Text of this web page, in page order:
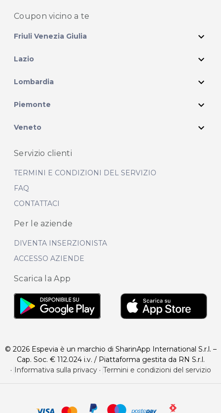
Coupon vicino a te
Friuli Venezia Giulia expand_more
Lazio expand_more
Lombardia expand_more
Piemonte expand_more
Veneto expand_more
Servizio clienti
TERMINI E CONDIZIONI DEL SERVIZIO
FAQ
CONTATTACI
Per le aziende
DIVENTA INSERZIONISTA
ACCESSO AZIENDE
Scarica la App
© 2026 Espevia è un marchio di SharinApp International S.r.l. –
Cap. Soc. € 112.024 i.v. / Piattaforma gestita da RN S.r.l.
· Informativa sulla privacy· Termini e condizioni del servizio